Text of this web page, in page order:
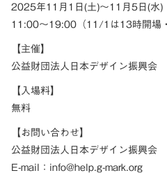
2025年11月1日(土)～11月5日(水)
11:00～19:00（11/1は13時開場
【主催】
公益財団法人日本デザイン振興会
【入場料】
無料
【お問い合わせ】
公益財団法人日本デザイン振興会
E-mail：info@help.g-mark.org